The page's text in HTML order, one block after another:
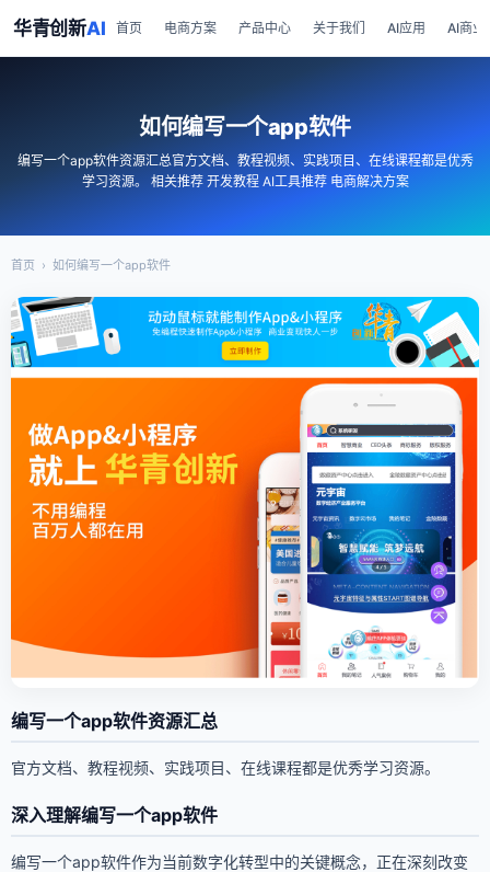
华青创新AI 首页 电商方案 产品中心 关于我们 AI应用 AI商业
如何编写一个app软件
编写一个app软件资源汇总官方文档、教程视频、实践项目、在线课程都是优秀
学习资源。 相关推荐 开发教程 AI工具推荐 电商解决方案
首页 › 如何编写一个app软件
编写一个app软件资源汇总
官方文档、教程视频、实践项目、在线课程都是优秀学习资源。
深入理解编写一个app软件
编写一个app软件作为当前数字化转型中的关键概念，正在深刻改变